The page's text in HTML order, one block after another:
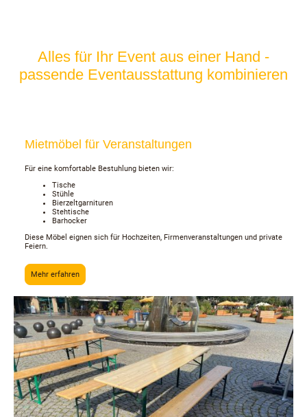
Alles für Ihr Event aus einer Hand -
passende Eventausstattung kombinieren
Mietmöbel für Veranstaltungen
Für eine komfortable Bestuhlung bieten wir:
Tische
Stühle
Bierzeltgarnituren
Stehtische
Barhocker
Diese Möbel eignen sich für Hochzeiten, Firmenveranstaltungen und private
Feiern.
Mehr erfahren